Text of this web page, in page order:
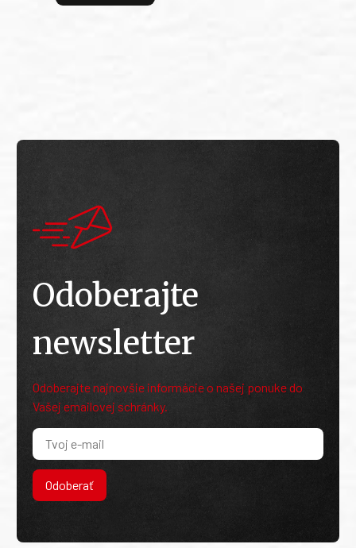
Odoberajte
newsletter
Odoberajte najnovšie informácie o našej ponuke do
Vašej emailovej schránky.
Odoberať